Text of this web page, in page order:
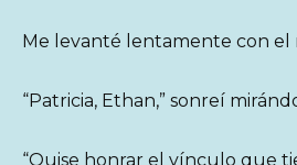
Me levanté lentamente con el
“Patricia, Ethan,” sonreí
“Quise honrar el vínculo que